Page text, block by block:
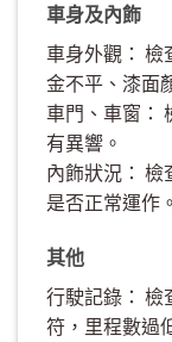
車身及內飾
車身外觀： 檢
金不平、漆面
車門、車窗：
有異響。
內飾狀況：
是否正常運作。
其他
行駛記錄： 檢
符，里程數過